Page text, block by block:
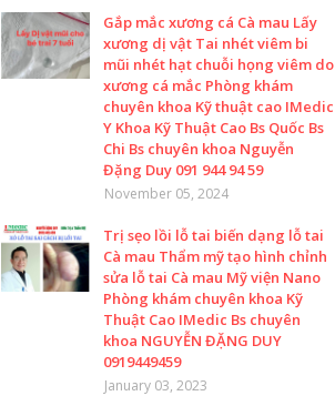
Gắp mắc xương cá Cà mau Lấy
xương dị vật Tai nhét viêm bi
mũi nhét hạt chuỗi họng viêm do
xương cá mắc Phòng khám
chuyên khoa Kỹ thuật cao IMedic
Y Khoa Kỹ Thuật Cao Bs Quốc Bs
Chi Bs chuyên khoa Nguyễn
Đặng Duy 091 944 94 59
November 05, 2024
Trị sẹo lồi lỗ tai biến dạng lỗ tai
Cà mau Thẩm mỹ tạo hình chỉnh
sửa lỗ tai Cà mau Mỹ viện Nano
Phòng khám chuyên khoa Kỹ
Thuật Cao IMedic Bs chuyên
khoa NGUYỄN ĐẶNG DUY
0919449459
January 03, 2023